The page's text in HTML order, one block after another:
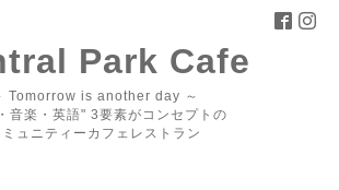
Park Cafe
Tomorrow is another day ～
音楽・英語" 3要素がコンセプトの
ミュニティーカフェレストラン